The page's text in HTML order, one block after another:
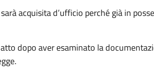
acquisita d’ufficio perché già in
dopo aver esaminato la